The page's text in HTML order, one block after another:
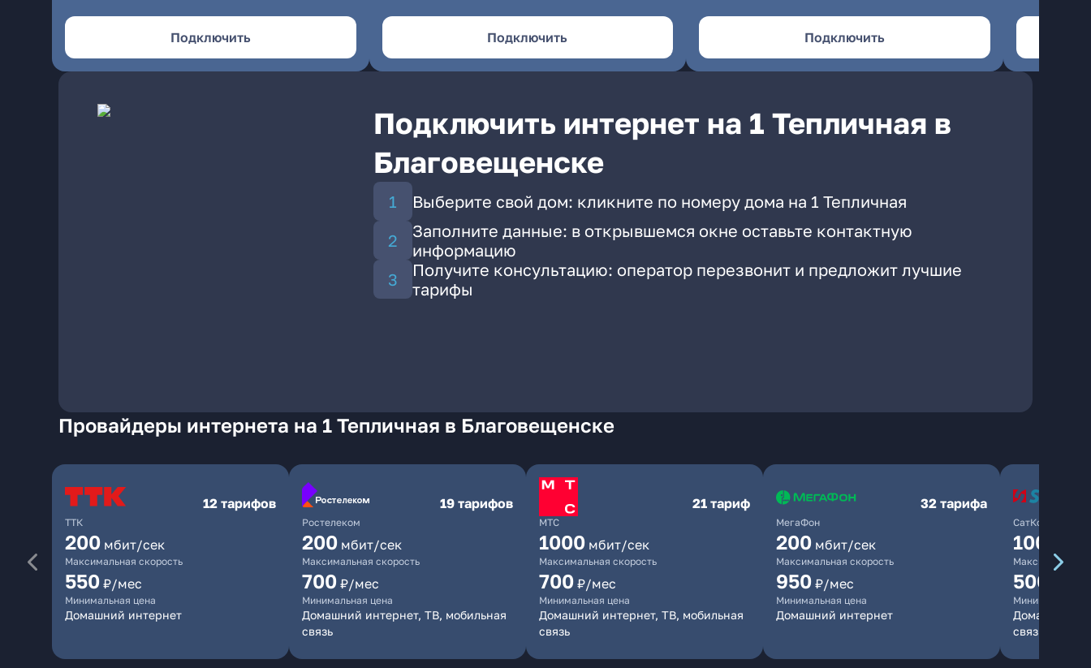
Подключить Подключить Подключить
Подключить интернет на 1 Тепличная в
Благовещенске
Выберите свой дом: кликните по номеру дома на 1 Тепличная
Заполните данные: в открывшемся окне оставьте контактную
информацию
Получите консультацию: оператор перезвонит и предложит лучшие
тарифы
Провайдеры интернета на 1 Тепличная в Благовещенске
ТТК
12 тарифов
200 мбит/сек
Максимальная скорость
550 ₽/мес
Минимальная цена
Домашний интернет
Ростелеком
19 тарифов
200 мбит/сек
Максимальная скорость
700 ₽/мес
Минимальная цена
Домашний интернет, ТВ, мобильная
связь
МТС
21 тариф
1000 мбит/сек
Максимальная скорость
700 ₽/мес
Минимальная цена
Домашний интернет, ТВ, мобильная
связь
МегаФон
32 тарифа
200 мбит/сек
Максимальная скорость
950 ₽/мес
Минимальная цена
Домашний интернет
СатКом
100
Максимальная
500
Минимальная
Домашний
связь